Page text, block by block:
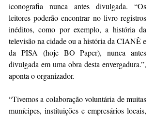
iconografia nunca antes divulgada. “Os
leitores poderão encontrar no livro registros
inéditos, como por exemplo, a história da
televisão na cidade ou a história da CIANÊ e
da PISA (hoje BO Paper), nunca antes
divulgada em uma obra desta envergadura.”,
aponta o organizador.
“Tivemos a colaboração voluntária de muitas
munícipes, instituições e empresários locais,